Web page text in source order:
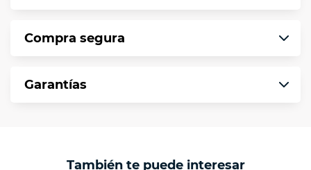
puntualmente. Al finalizar tu compra generas
*Sujeto a aprobación de crédito conforme a
norma de VIU.
Compra segura
segura de principio a fin.
Garantías
También te puede interesar